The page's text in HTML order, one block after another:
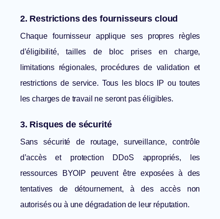
2. Restrictions des fournisseurs cloud
Chaque fournisseur applique ses propres règles
d’éligibilité, tailles de bloc prises en charge,
limitations régionales, procédures de validation et
restrictions de service. Tous les blocs IP ou toutes
les charges de travail ne seront pas éligibles.
3. Risques de sécurité
Sans sécurité de routage, surveillance, contrôle
d’accès et protection DDoS appropriés, les
ressources BYOIP peuvent être exposées à des
tentatives de détournement, à des accès non
autorisés ou à une dégradation de leur réputation.